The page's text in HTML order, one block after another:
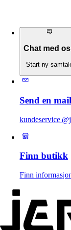
Chat med
Start ny
Send en mail
kundeservice
Finn butikk
Finn